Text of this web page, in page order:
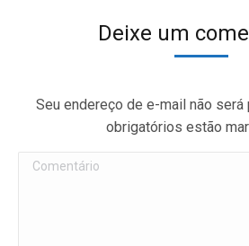
Deixe um
Seu endereço de e-mail não será
obrigatórios estão
Comentário